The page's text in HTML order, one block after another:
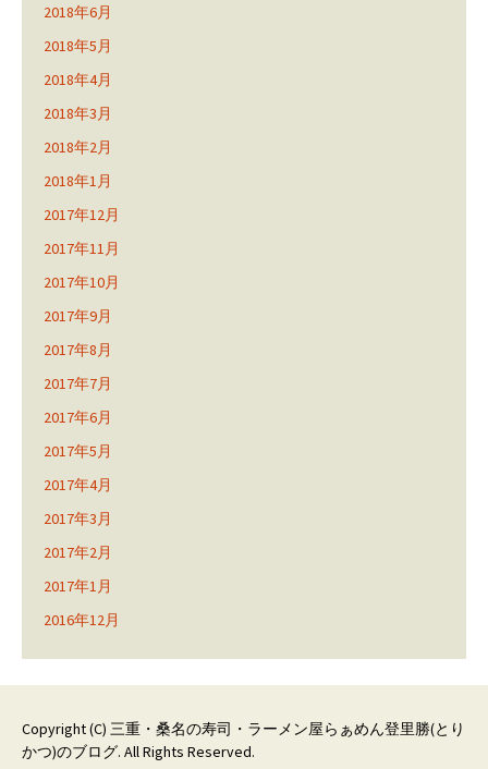
2018年6月
2018年5月
2018年4月
2018年3月
2018年2月
2018年1月
2017年12月
2017年11月
2017年10月
2017年9月
2017年8月
2017年7月
2017年6月
2017年5月
2017年4月
2017年3月
2017年2月
2017年1月
2016年12月
Copyright (C) 三重・桑名の寿司・ラーメン屋らぁめん登里勝(とり
かつ)のブログ. All Rights Reserved.